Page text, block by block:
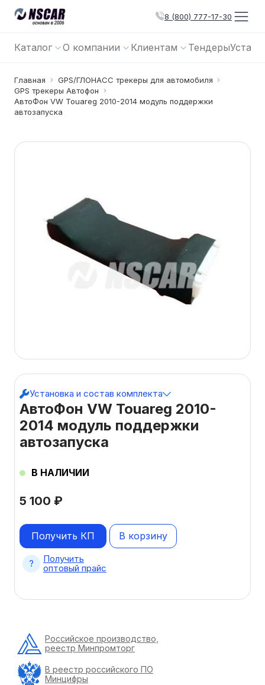
8 (800) 777-17-30
Каталог О компании Клиентам Тендеры
Главная
GPS/ГЛОНАСС трекеры для автомобиля
GPS трекеры Автофон
АвтоФон VW Touareg 2010-2014 модуль поддержки
автозапуска
АвтоФон VW Touareg 2010-
2014 модуль поддержки
автозапуска
5 100 ₽
В НАЛИЧИИ
Установка и состав комплекта
В корзину
Получить КП
Получить
оптовый прайс
Российское производство,
реестр Минпромторг
В реестр российского ПО
Минцифры